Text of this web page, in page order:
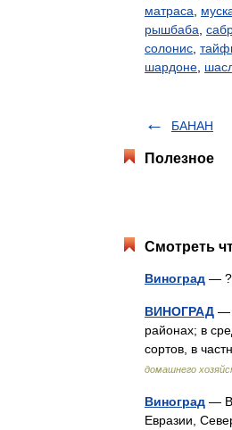
матраса
рышбаба
солонис
шардоне
БАНАН
Полезное
Смотреть
Виноград — ?
ВИНОГРАД —
районах; в
сортов, в
домашнего
Виноград —
Евразии,